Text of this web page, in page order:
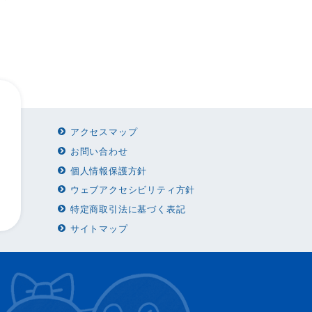
アクセスマップ
お問い合わせ
個人情報保護方針
ウェブアクセシビリティ方針
特定商取引法に基づく表記
サイトマップ